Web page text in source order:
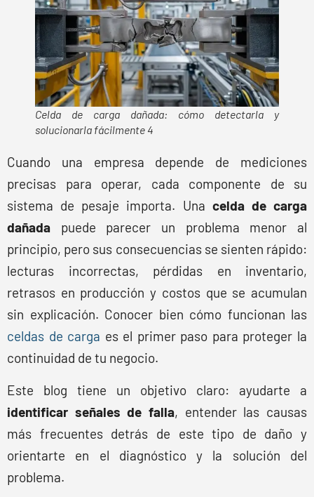
Celda de carga dañada: cómo detectarla y
solucionarla fácilmente 4
Cuando una empresa depende de mediciones
precisas para operar, cada componente de su
sistema de pesaje importa. Una celda de carga
dañada puede parecer un problema menor al
principio, pero sus consecuencias se sienten rápido:
lecturas incorrectas, pérdidas en inventario,
retrasos en producción y costos que se acumulan
sin explicación. Conocer bien cómo funcionan las
celdas de carga es el primer paso para proteger la
continuidad de tu negocio.
Este blog tiene un objetivo claro: ayudarte a
identificar señales de falla, entender las causas
más frecuentes detrás de este tipo de daño y
orientarte en el diagnóstico y la solución del
problema.